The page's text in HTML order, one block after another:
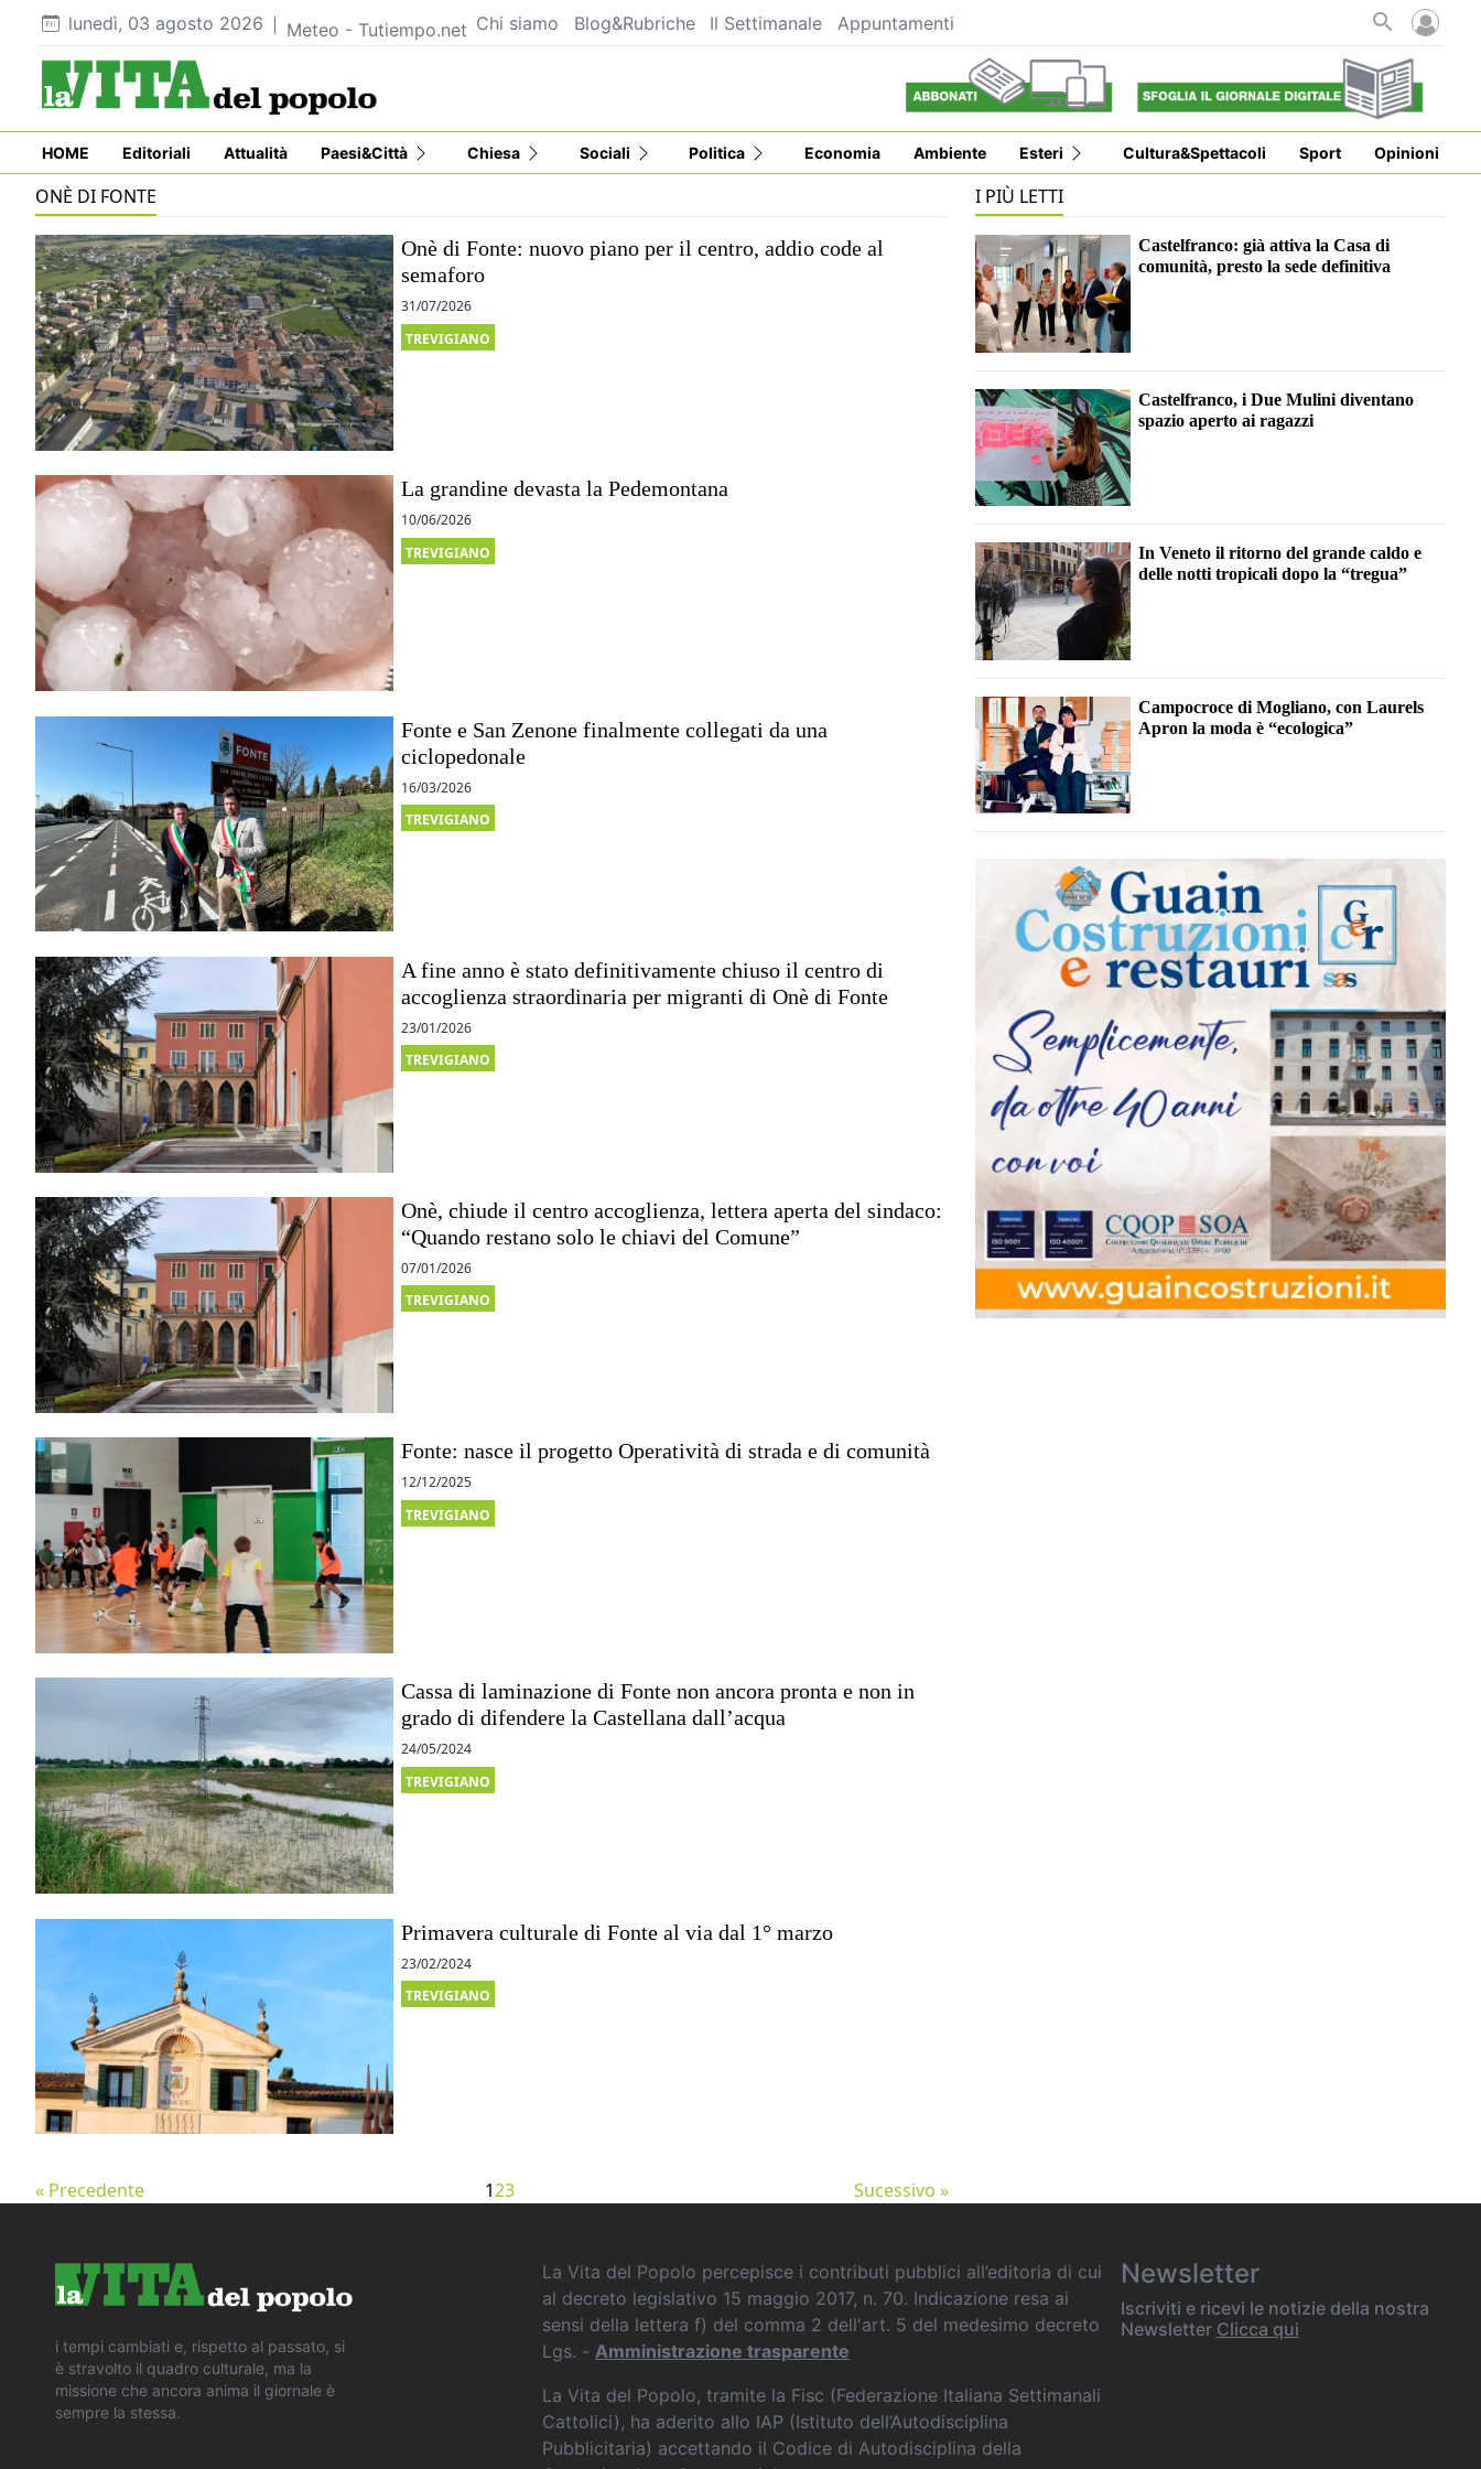
lunedì, 03 agosto 2026 Meteo - Tutiempo.net Chi siamo Blog&Rubriche Il Settimanale Appuntamenti
HOME Editoriali Attualità Paesi&Città Chiesa Sociali Politica Economia Ambiente Esteri Cultura&Spettacoli Sport Opinioni
ONÈ DI FONTE
Onè di Fonte: nuovo piano per il centro, addio code al
semaforo
31/07/2026
TREVIGIANO
La grandine devasta la Pedemontana
10/06/2026
TREVIGIANO
Fonte e San Zenone finalmente collegati da una
ciclopedonale
16/03/2026
TREVIGIANO
A fine anno è stato definitivamente chiuso il centro di
accoglienza straordinaria per migranti di Onè di Fonte
23/01/2026
TREVIGIANO
Onè, chiude il centro accoglienza, lettera aperta del sindaco:
“Quando restano solo le chiavi del Comune”
07/01/2026
TREVIGIANO
Fonte: nasce il progetto Operatività di strada e di comunità
12/12/2025
TREVIGIANO
Cassa di laminazione di Fonte non ancora pronta e non in
grado di difendere la Castellana dall’acqua
24/05/2024
TREVIGIANO
Primavera culturale di Fonte al via dal 1° marzo
23/02/2024
TREVIGIANO
« Precedente 123 Sucessivo »
I PIÙ LETTI
Castelfranco: già attiva la Casa di
comunità, presto la sede definitiva
Castelfranco, i Due Mulini diventano
spazio aperto ai ragazzi
In Veneto il ritorno del grande caldo e
delle notti tropicali dopo la “tregua”
Campocroce di Mogliano, con Laurels
Apron la moda è “ecologica”
i tempi cambiati e, rispetto al passato, si
è stravolto il quadro culturale, ma la
missione che ancora anima il giornale è
sempre la stessa.
La Vita del Popolo percepisce i contributi pubblici all’editoria di cui
al decreto legislativo 15 maggio 2017, n. 70. Indicazione resa ai
sensi della lettera f) del comma 2 dell'art. 5 del medesimo decreto
Lgs. - Amministrazione trasparente
La Vita del Popolo, tramite la Fisc (Federazione Italiana Settimanali
Cattolici), ha aderito allo IAP (Istituto dell’Autodisciplina
Pubblicitaria) accettando il Codice di Autodisciplina della
Newsletter
Iscriviti e ricevi le notizie della nostra
Newsletter Clicca qui